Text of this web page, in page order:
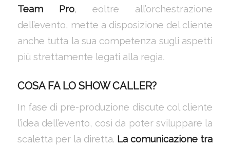
Team Pro, eoltre all’orchestrazione
dell’evento, mette a disposizione del cliente
anche tutta la sua competenza sugli aspetti
più strettamente legati alla regia.
COSA FA LO SHOW CALLER?
In fase di pre-produzione discute col cliente
l’idea dell’evento, così da poter sviluppare la
scaletta per la diretta. La comunicazione tra